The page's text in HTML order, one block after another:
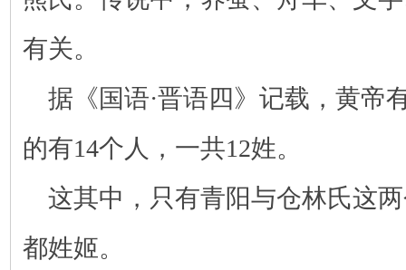
有关。
据《国语·晋语四》记载，黄帝
的有14个人，一共12姓。
这其中，只有青阳与仓林氏这
都姓姬。